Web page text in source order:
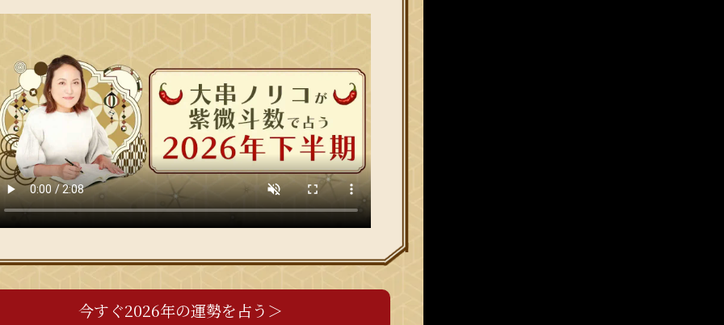
今すぐ2026年の運勢を占う＞